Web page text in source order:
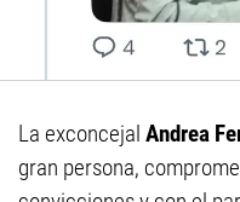
La exconcejal Andrea
gran persona,